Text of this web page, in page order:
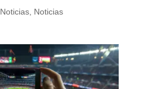
Noticias, Noticias